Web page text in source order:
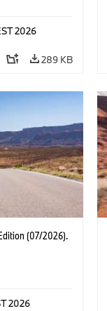
2026
289 KB
(07/2026).
2026